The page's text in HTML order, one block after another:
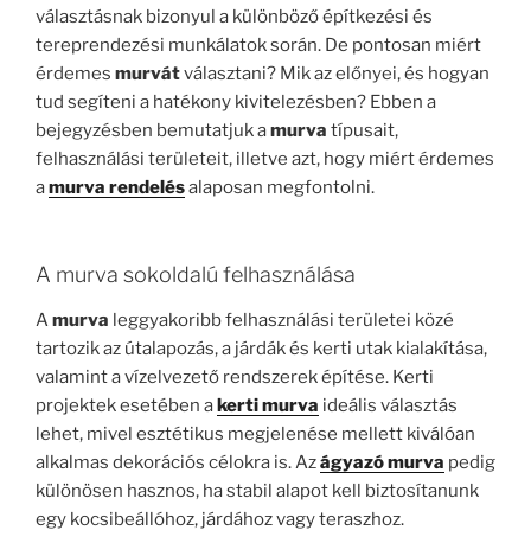
választásnak bizonyul a különböző építkezési és
tereprendezési munkálatok során. De pontosan miért
érdemes murvátválasztani? Mik az előnyei, és hogyan
tud segíteni a hatékony kivitelezésben? Ebben a
bejegyzésben bemutatjuk amurva típusait,
felhasználási területeit, illetve azt, hogy miért érdemes
amurva rendelésalaposan megfontolni.
A murva sokoldalú felhasználása
Amurva leggyakoribb felhasználási területei közé
tartozik az útalapozás, a járdák és kerti utak kialakítása,
valamint a vízelvezető rendszerek építése. Kerti
projektek esetében akerti murva ideális választás
lehet, mivel esztétikus megjelenése mellett kiválóan
alkalmas dekorációs célokra is. Azágyazó murva pedig
különösen hasznos, ha stabil alapot kell biztosítanunk
egy kocsibeállóhoz, járdához vagy teraszhoz.